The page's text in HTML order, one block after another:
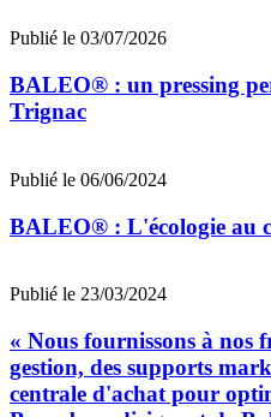
Publié le 03/07/2026
BALEO® : un pressing
Trignac
Publié le 06/06/2024
BALEO® : L'écologie au
Publié le 23/03/2024
« Nous fournissons à nos
gestion, des supports
centrale d'achat pour